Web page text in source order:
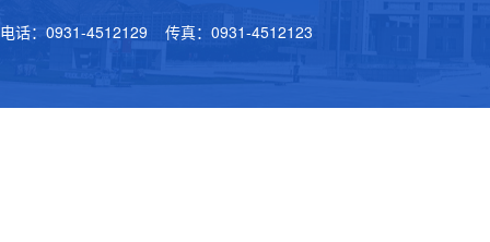
电话：0931-4512129 传真：0931-4512123